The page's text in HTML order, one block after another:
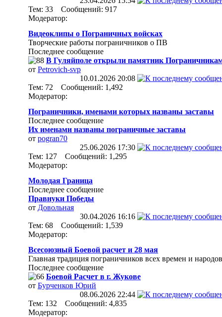
Тем: 33 Сообщений: 917
Модератор:
Видеоклипы о Пограничных войсках
Творческие работы пограничников о ПВ
Последнее сообщение
В Гуляйполе открыли памятник
от Petrovich-svp
10.01.2026 20:08
Тем: 72 Сообщений: 1,492
Модератор:
Пограничники, именами которых названы заставы
Последнее сообщение
Их именами названы пограничные заставы
от pogran70
25.06.2026 17:30
Тем: 127 Сообщений: 1,295
Модератор:
Молодая Граница
Последнее сообщение
Правнуки Победы
от Довольная
30.04.2026 16:16
Тем: 68 Сообщений: 1,539
Модератор:
Всесоюзный Боевой расчет и 28 мая
Главная традиция пограничников всех времен и
Последнее сообщение
Боевой Расчет в г. Жукове
от Бурченков Юрий
08.06.2026 22:44
Тем: 132 Сообщений: 4,835
Модератор: